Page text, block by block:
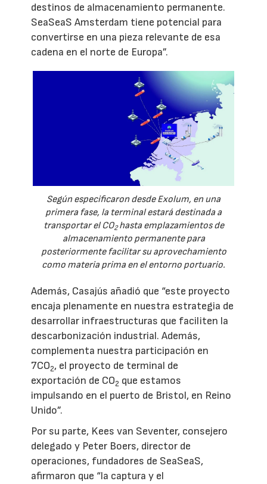
destinos de almacenamiento permanente.
SeaSeaS Amsterdam tiene potencial para
convertirse en una pieza relevante de esa
cadena en el norte de Europa”.
Según especificaron desde Exolum, en una
primera fase, la terminal estará destinada a
transportar el CO2hasta emplazamientos de
almacenamiento permanente para
posteriormente facilitar su aprovechamiento
como materia prima en el entorno portuario.
Además, Casajús añadió que “este proyecto
encaja plenamente en nuestra estrategia de
desarrollar infraestructuras que faciliten la
descarbonización industrial. Además,
complementa nuestra participación en
7CO2, el proyecto de terminal de
exportación de CO2 que estamos
impulsando en el puerto de Bristol, en Reino
Unido”.
Por su parte, Kees van Seventer, consejero
delegado y Peter Boers, director de
operaciones, fundadores de SeaSeaS,
afirmaron que “la captura y el